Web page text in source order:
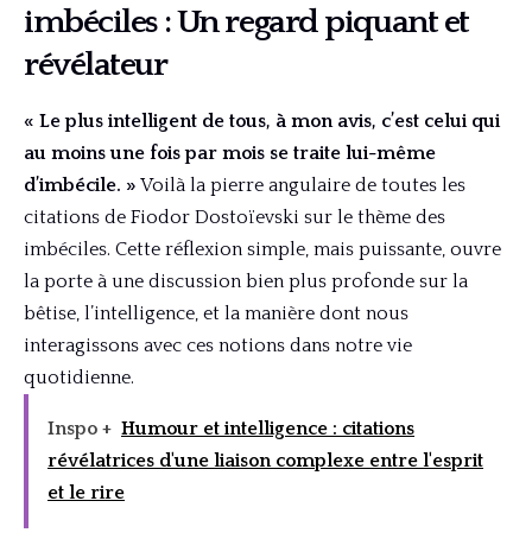
imbéciles : Un regard piquant et
révélateur
« Le plus intelligent de tous, à mon avis, c’est celui qui
au moins une fois par mois se traite lui-même
d’imbécile. » Voilà la pierre angulaire de toutes les
citations de Fiodor Dostoïevski sur le thème des
imbéciles. Cette réflexion simple, mais puissante, ouvre
la porte à une discussion bien plus profonde sur la
bêtise, l’intelligence, et la manière dont nous
interagissons avec ces notions dans notre vie
quotidienne.
Inspo + Humour et intelligence : citations
révélatrices d'une liaison complexe entre l'esprit
et le rire